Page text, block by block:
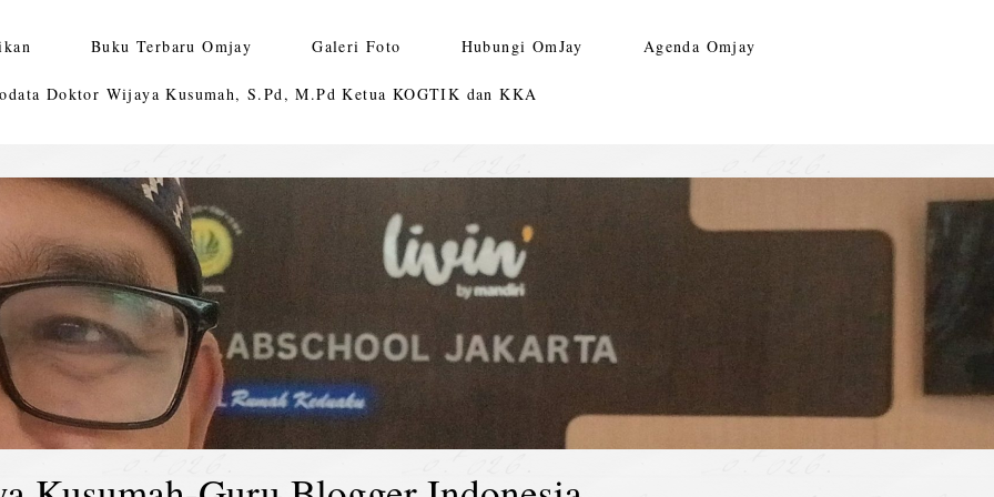
Buku Terbaru Omjay Galeri Foto Hubungi OmJay Agenda Omjay
Doktor Wijaya Kusumah, S.Pd, M.Pd Ketua KOGTIK dan KKA